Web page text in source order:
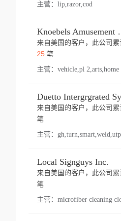
主营： lip,razor,cod
来自美国的客户，此公司
25笔
主营：
来自美国的客户，此公司
笔
主营：
Local Signguys Inc.
来自美国的客户，此公司
笔
主营： microfiber cleaning